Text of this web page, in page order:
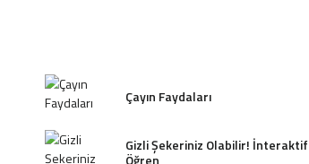
Çayın Faydaları
Gizli Şekeriniz Olabilir! İnteraktif
Öğren